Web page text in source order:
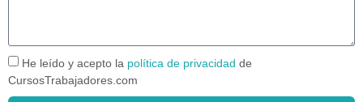
He leído y acepto la política de privacidad de
CursosTrabajadores.com